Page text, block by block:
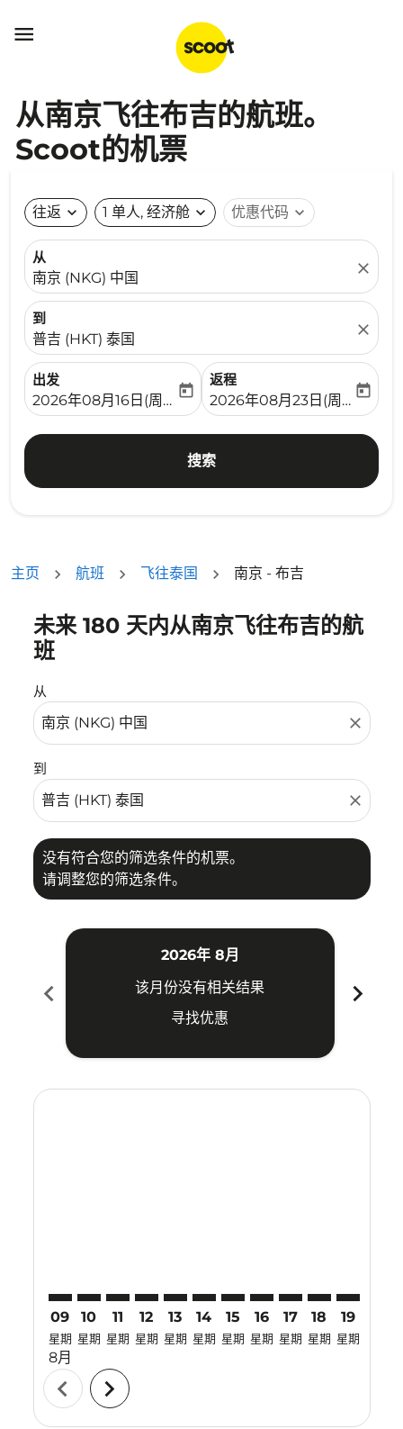

从南京飞往布吉的航班。
Scoot的机票
往返 expand_more 1 单人, 经济舱 expand_more 优惠代码 expand_more
从
南京 (NKG) 中国
close
到
普吉 (HKT) 泰国
close
出发
fc-booking-departure-date-aria-label
2026年08月16日(周日)
today
返程
fc-booking-return-date-
2026年08月23日(周日)
today
搜索
主页 航班 飞往泰国 南京 - 布吉
未来 180 天内从南京飞往布吉的航
班
从
close
到
close
没有符合您的筛选条件的机票。
请调整您的筛选条件。
没有符合您的筛选条件的机票。请调整您的筛选条件。
chevron_left
2026年 8月
该月份没有相关结果
寻找优惠
chevron_right
09
星期
8月
10
星期
11
星期
12
星期
13
星期
14
星期
15
星期
16
星期
17
星期
18
星期
19
星期
chevron_left chevron_right